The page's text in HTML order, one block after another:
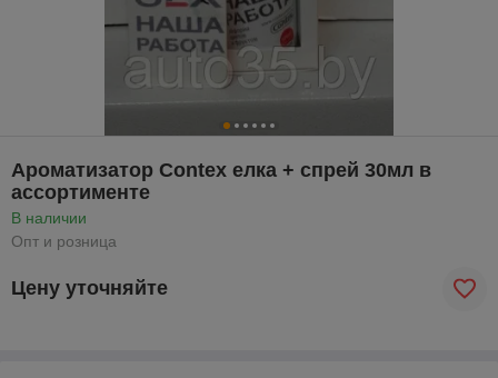
Ароматизатор Contex елка + спрей 30мл в
ассортименте
В наличии
Опт и розница
Цену уточняйте